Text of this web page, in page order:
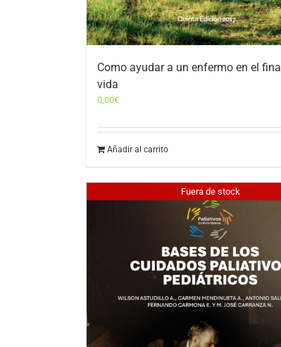
Como ayudar a un enfermo en el
vida
0,00€
Añadir al carrito
Fuera de stock